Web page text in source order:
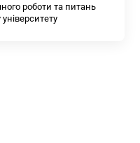
роботи та питань